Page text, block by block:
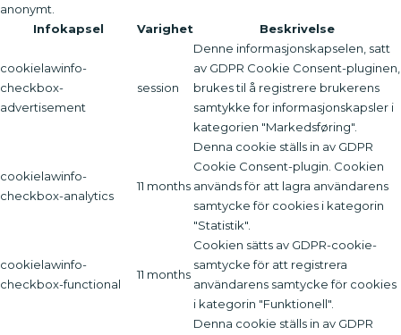
anonymt.
Infokapsel
Varighet Beskrivelse
cookielawinfo-
checkbox-
advertisement
session
Denne informasjonskapselen, satt
av GDPR Cookie Consent-pluginen,
brukes til å registrere brukerens
samtykke for informasjonskapsler i
kategorien "Markedsføring".
cookielawinfo-
checkbox-analytics
11 months
Denna cookie ställs in av GDPR
Cookie Consent-plugin. Cookien
används för att lagra användarens
samtycke för cookies i kategorin
"Statistik".
cookielawinfo-
checkbox-functional
11 months
Cookien sätts av GDPR-cookie-
samtycke för att registrera
användarens samtycke för cookies
i kategorin "Funktionell".
Denna cookie ställs in av GDPR